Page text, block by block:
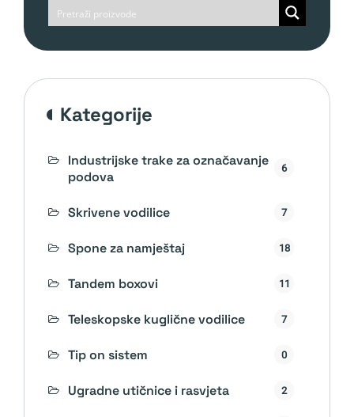
kategorije
Industrijske trake za označavanje
podova
6
Skrivene vodilice 7
Spone za namještaj 18
Tandem boxovi 11
Teleskopske kuglične vodilice 7
Tip on sistem 0
Ugradne utičnice i rasvjeta 2